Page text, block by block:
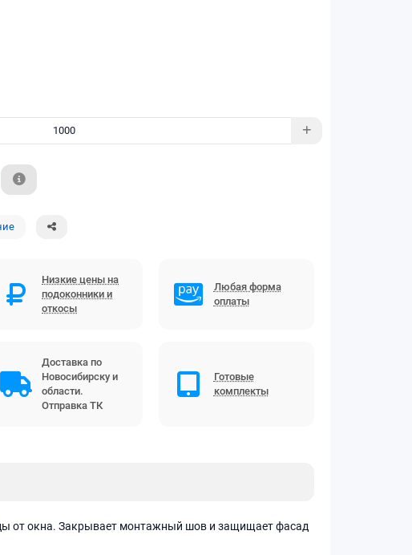
Низкие цены на
подоконники и
откосы
Любая форма
оплаты
Доставка по
Новосибирску и
области.
Отправка ТК
Готовые
комплекты
от окна. Закрывает монтажный шов и защищает фасад